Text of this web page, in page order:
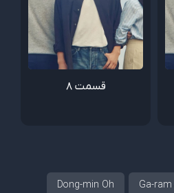
قسمت 8
Ga-
Dong-min Oh